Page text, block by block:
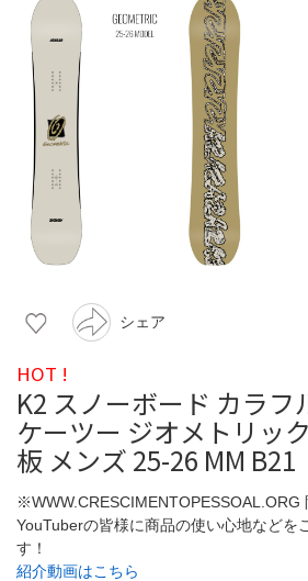
シェア
HOT !
K2 スノーボード カラフ
ケーツー ジオメトリッ
板 メンズ 25-26 MM B21
※WWW.CRESCIMENTOPESSOAL.ORG
YouTuberの皆様に商品の使い心地などを
す！
紹介動画はこちら